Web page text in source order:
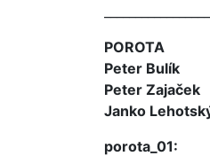
POROTA
Peter Bulík
Peter Zajaček
Janko
porota_01: